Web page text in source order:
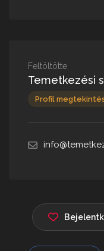
Feltöltötte
Temetkezési
Profil